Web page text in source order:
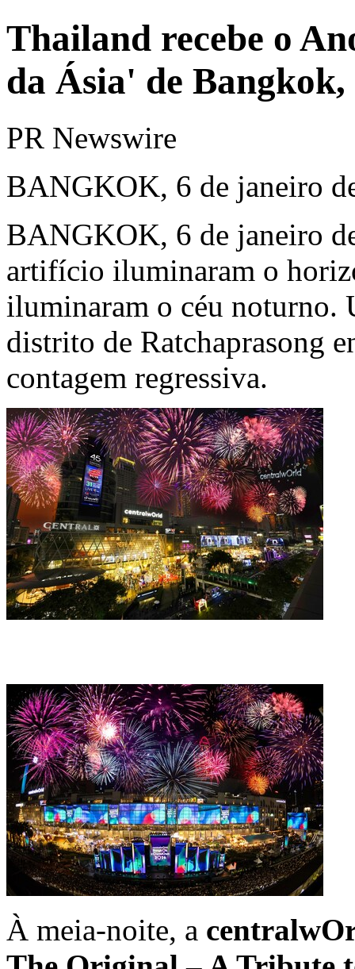
Thailand recebe o
da Ásia' de
PR Newswire
BANGKOK, 6 de janeiro
BANGKOK, 6 de janeiro
artifício iluminaram o
iluminaram o céu noturno.
distrito de Ratchaprasong
contagem regressiva.
À meia-noite, a